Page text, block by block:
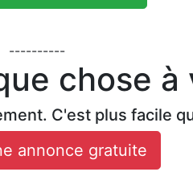
----------
chose à
C'est plus facile
annonce gratuite